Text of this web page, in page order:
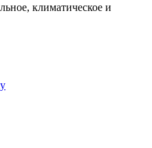
климатическое и